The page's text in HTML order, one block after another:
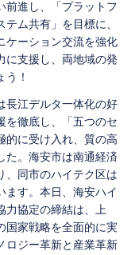
前進し、「プラットフ
ム共有」を目標に、
ケーション交流を強化
に支援し、両地域の発
！
長江デルタ一体化の好
を徹底し、「五つのセ
的に受け入れ、質の高
た。海安市は南通経済
、同市のハイテク区は
ます。本日、海安ハイ
力協定の締結は、上
国家戦略を全面的に実
ロジー革新と産業革新